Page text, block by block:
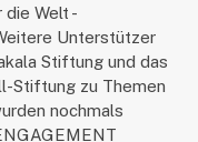
Welt -
Unterstützer
Stiftung und das
Stiftung zu Themen
nochmals